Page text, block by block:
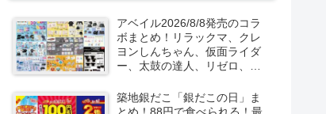
アベイル2026/8/8発売のコラ
ボまとめ！リラックマ、クレ
ヨンしんちゃん、仮面ライダ
ー、太鼓の達人、リゼロ、テ
口コミ、入荷数、行列、売り
切れ、整理券は？
築地銀だこ「銀だこの日」ま